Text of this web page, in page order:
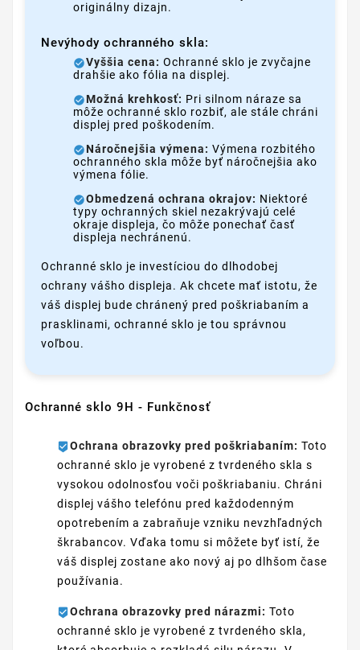
originálny dizajn.
Nevýhody ochranného skla:
Vyššia cena: Ochranné sklo je zvyčajne
drahšie ako fólia na displej.
Možná krehkosť: Pri silnom náraze sa
môže ochranné sklo rozbiť, ale stále chráni
displej pred poškodením.
Náročnejšia výmena: Výmena rozbitého
ochranného skla môže byť náročnejšia ako
výmena fólie.
Obmedzená ochrana okrajov: Niektoré
typy ochranných skiel nezakrývajú celé
okraje displeja, čo môže ponechať časť
displeja nechránenú.
Ochranné sklo je investíciou do dlhodobej
ochrany vášho displeja. Ak chcete mať istotu, že
váš displej bude chránený pred poškriabaním a
prasklinami, ochranné sklo je tou správnou
voľbou.
Ochranné sklo 9H - Funkčnosť
Ochrana obrazovky pred poškriabaním: Toto
ochranné sklo je vyrobené z tvrdeného skla s
vysokou odolnosťou voči poškriabaniu. Chráni
displej vášho telefónu pred každodenným
opotrebením a zabraňuje vzniku nevzhľadných
škrabancov. Vďaka tomu si môžete byť istí, že
váš displej zostane ako nový aj po dlhšom čase
používania.
Ochrana obrazovky pred nárazmi: Toto
ochranné sklo je vyrobené z tvrdeného skla,